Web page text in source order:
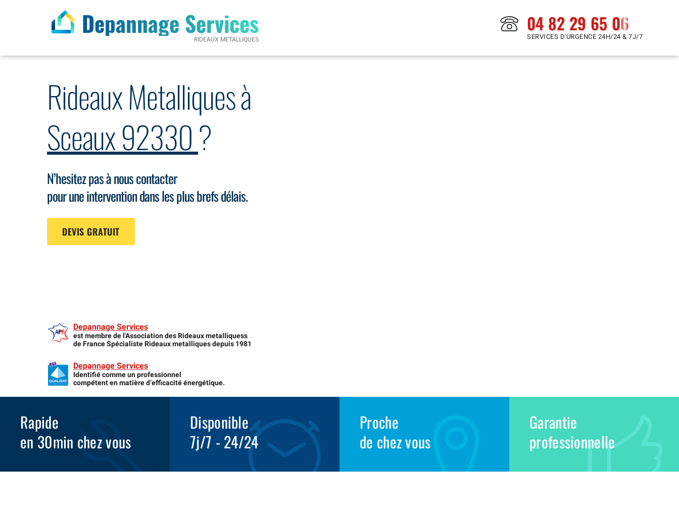
Depannage Services
RIDEAUX METALLIQUES
04 82 29 65 06
SERVICES D'URGENCE 24H/24 & 7J/7
Rideaux Metalliques à
Sceaux 92330?
N’hesitez pas à nous contacter
pour une intervention dans les plus brefs délais.
DEVIS GRATUIT
Depannage Services
est membre de l'Association des Rideaux metalliquess
de France Spécialiste Rideaux metalliques depuis 1981
Depannage Services
Identifié comme un professionnel
compétent en matière d’efficacité énergétique.
Rapide
en 30min chez vous
Disponible
7j/7 - 24/24
Proche
de chez vous
Garantie
professionnelle